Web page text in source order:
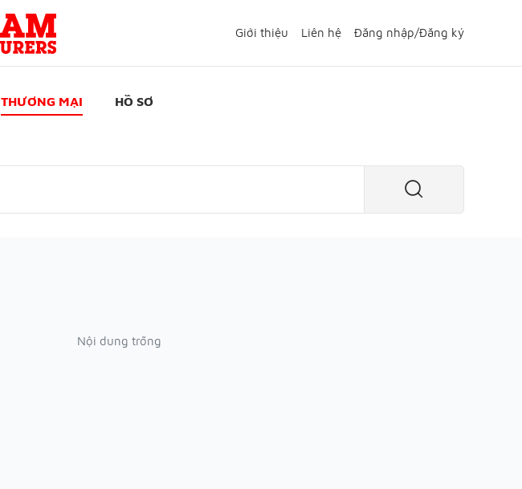
Giới thiệu Liên hệ Đăng nhập/Đăng ký
THƯƠNG MẠI HỒ SƠ
Nội dung trống